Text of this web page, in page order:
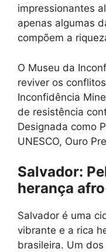
impressionantes
apenas algumas
compõem a
O Museu da
reviver os
Inconfidência
de resistência
Designada como
UNESCO, Ouro
Salvador:
herança
Salvador é uma
vibrante e a rica
brasileira. Um